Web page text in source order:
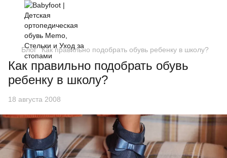
Блог Как правильно подобрать обувь ребенку в школу?
Как правильно подобрать обувь
ребенку в школу?
18 августа 2008